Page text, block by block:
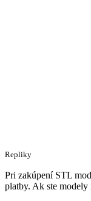
Repliky
Pri zakúpení STL
platby. Ak ste